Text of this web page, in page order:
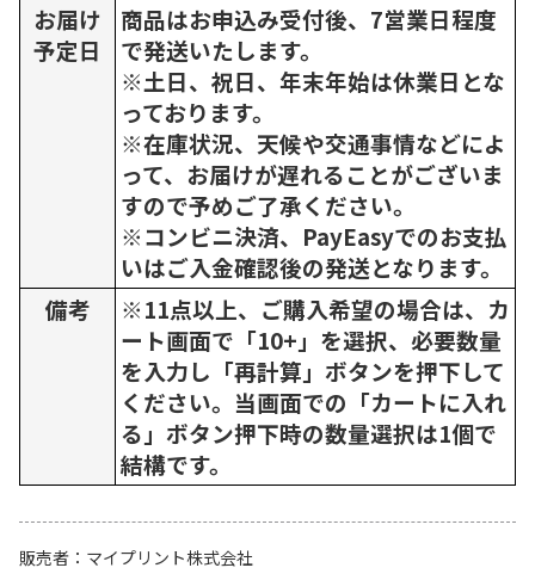
お届け
予定日
商品はお申込み受付後、7営業日程度
で発送いたします。
※土日、祝日、年末年始は休業日とな
っております。
※在庫状況、天候や交通事情などによ
って、お届けが遅れることがございま
すので予めご了承ください。
※コンビニ決済、PayEasyでのお支払
いはご入金確認後の発送となります。
備考
※11点以上、ご購入希望の場合は、カ
ート画面で「10+」を選択、必要数量
を入力し「再計算」ボタンを押下して
ください。当画面での「カートに入れ
る」ボタン押下時の数量選択は1個で
結構です。
販売者
マイプリント株式会社